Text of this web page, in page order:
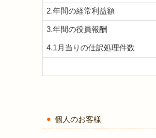
2.年間の経常利益額
3.年間の役員報酬
4.1月当りの仕訳処理件数
個人のお客様